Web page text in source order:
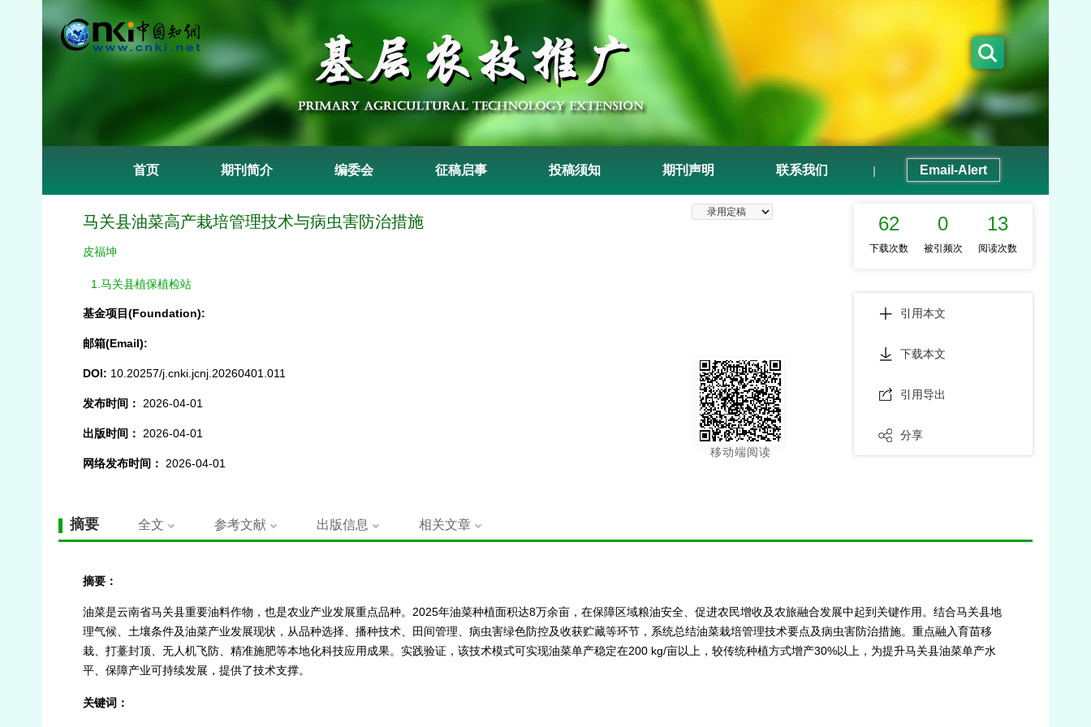
首页 期刊简介 编委会 征稿启事 投稿须知 期刊声明 联系我们 | Email-Alert
马关县油菜高产栽培管理技术与病虫害防治措施
皮福坤
1.马关县植保植检站
基金项目(Foundation):
邮箱(Email):
DOI: 10.20257/j.cnki.jcnj.20260401.011
发布时间： 2026-04-01
出版时间： 2026-04-01
网络发布时间： 2026-04-01
移动端阅读
62 0 13
下载次数 被引频次 阅读次数
引用本文
下载本文
引用导出
分享
摘要 全文 参考文献 出版信息 相关文章
摘要：
油菜是云南省马关县重要油料作物，也是农业产业发展重点品种。2025年油菜种植面积达8万余亩，在保障区域粮油安全、促进农民增收及农旅融合发展中起到关键作用。结合马关县地
理气候、土壤条件及油菜产业发展现状，从品种选择、播种技术、田间管理、病虫害绿色防控及收获贮藏等环节，系统总结油菜栽培管理技术要点及病虫害防治措施。重点融入育苗移
栽、打薹封顶、无人机飞防、精准施肥等本地化科技应用成果。实践验证，该技术模式可实现油菜单产稳定在200 kg/亩以上，较传统种植方式增产30%以上，为提升马关县油菜单产水
平、保障产业可持续发展，提供了技术支撑。
关键词：